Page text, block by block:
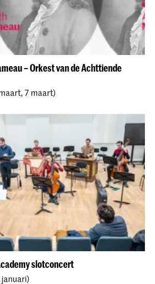
– Orkest van de Achttiende
7 maart)
slotconcert
januari)